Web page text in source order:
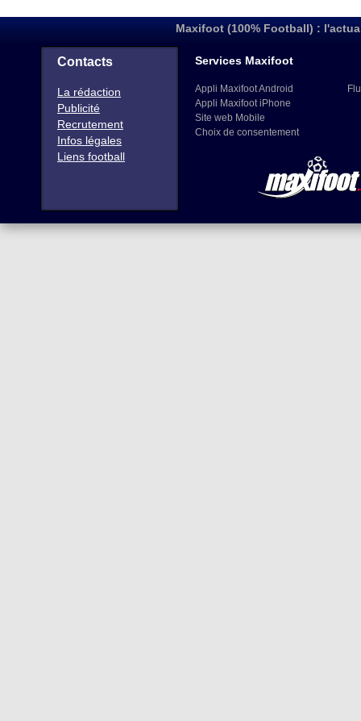
Maxifoot (100% Football) :
Contacts
La rédaction
Publicité
Recrutement
Infos légales
Liens football
Services Maxifoot
Appli Maxifoot Android
Appli Maxifoot iPhone
Site web Mobile
Choix de consentement